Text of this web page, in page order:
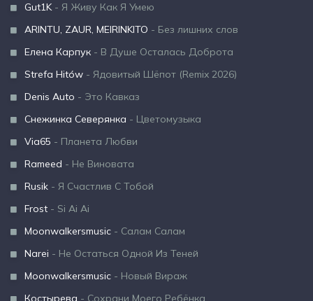
Gut1K- Я Живу Как Я Умею
ARINTU, ZAUR, MEIRINKITO - Без лишних слов
Елена Карпук - В Душе Осталась Доброта
Strefa Hitów - Ядовитый Шёпот (Remix 2026)
Denis Auto - Это Кавказ
Снежинка Северянка - Цветомузыка
Via65 - Планета Любви
Rameed - Не Виновата
Rusik - Я Счастлив С Тобой
Frost - Si Ai Ai
Moonwalkersmusic - Салам Салам
Narei - Не Остаться Одной Из Теней
Moonwalkersmusic - Новый Вираж
Костырева - Сохрани Моего Ребёнка